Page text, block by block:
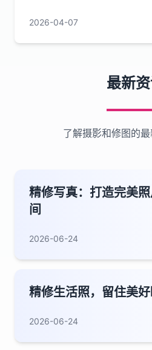
2026-04-07
最新
了解摄影和修图的
精修写真：打造完美
间
2026-06-24
精修生活照，留住美好
2026-06-24